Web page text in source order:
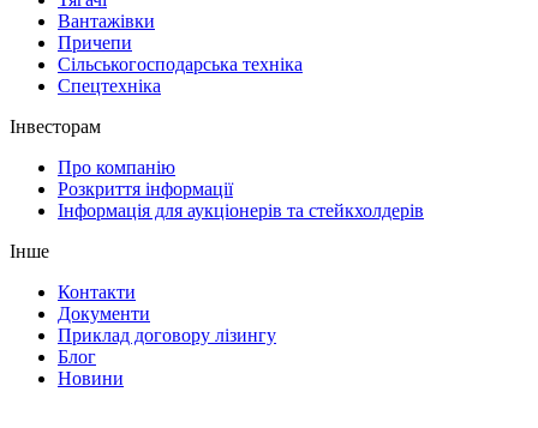
Вантажівки
Причепи
Сільськогосподарська техніка
Спецтехніка
Інвесторам
Про компанію
Розкриття інформації
Інформація для аукціонерів та стейкхолдерів
Інше
Контакти
Документи
Приклад договору лізингу
Блог
Новини